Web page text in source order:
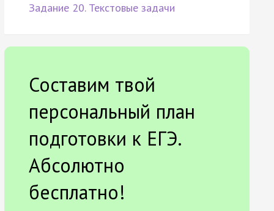
Задание 20. Текстовые задачи
Составим твой
персональный план
подготовки к ЕГЭ.
Абсолютно
бесплатно!